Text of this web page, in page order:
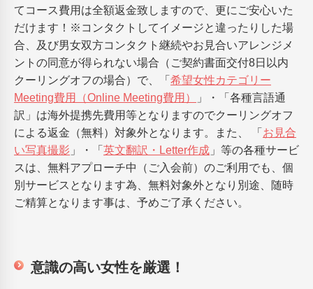
てコース費用は全額返金致しますので、更にご安心いた
だけます！※コンタクトしてイメージと違ったりした場
合、及び男女双方コンタクト継続やお見合いアレンジメ
ントの同意が得られない場合（ご契約書面交付8日以内
クーリングオフの場合）で、「 希望女性カテゴリー
Meeting費用（Online Meeting費用）
」・「各種言語通
訳」は海外提携先費用等となりますのでクーリングオフ
による返金（無料）対象外となります。また、 「 お見合
い写真撮影 」・「 英文翻訳・Letter作成 」等の各種サービ
スは、無料アプローチ中（ご入会前）のご利用でも、個
別サービスとなります為、無料対象外となり別途、随時
ご精算となります事は、予めご了承ください。
意識の高い女性を厳選！